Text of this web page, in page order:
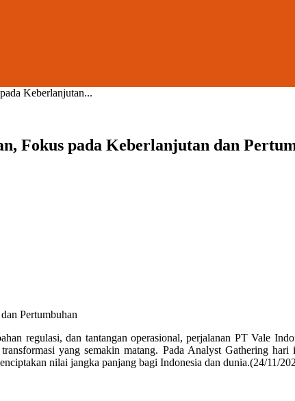
Keberlanjutan...
Fokus pada Keberlanjutan dan
Pertumbuhan
regulasi, dan tantangan operasional, perjalanan PT Vale
yang semakin matang. Pada Analyst Gathering hari
nilai jangka panjang bagi Indonesia dan dunia.(24/11/